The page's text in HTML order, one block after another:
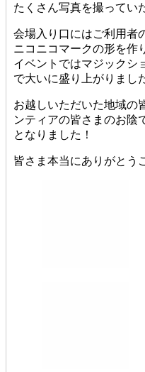
たくさん写真を撮ってい
会場入り口にはご利用者
ニコニコマークの形を作
イベントではマジックシ
で大いに盛り上がりまし
お越しいただいた地域の
ンティアの皆さまのお陰
となりました！
皆さま本当にありがとう